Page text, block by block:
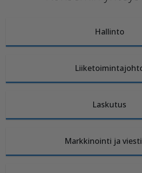
Hallinto
Laskutus
Markkinointi ja